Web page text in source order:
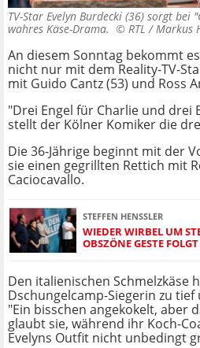
TV-Star Evelyn Burdecki (36) sorgt
wahres Käse-Drama. © RTL / Markus
An diesem Sonntag bekommt es
nicht nur mit dem Reality-TV-
mit Guido Cantz (53) und Ross
"Drei Engel für Charlie und drei
stellt der Kölner Komiker die
Die 36-Jährige beginnt mit der
sie einen gegrillten Rettich mit
Caciocavallo.
STEFFEN HENSSLER
WIEDER WIRBEL UM
OBSZÖNE GESTE
Den italienischen Schmelzkäse
Dschungelcamp-Siegerin zu
"Ein bisschen angekokelt, aber
glaubt sie, während ihr Koch-
Evelyns Outfit nicht unbedingt